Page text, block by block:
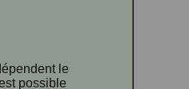
le
possible